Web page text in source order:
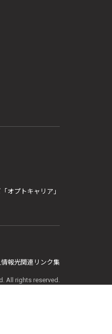
オプトキャリア」
報光関連リンク集
All rights reserved.